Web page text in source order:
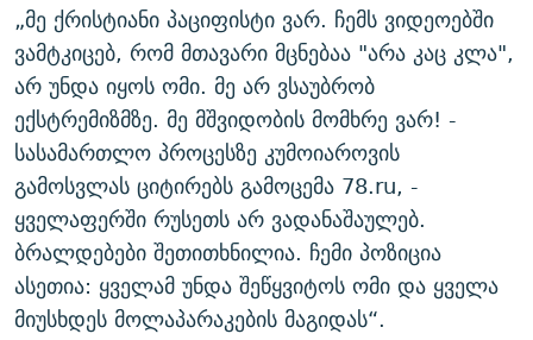
„მე ქრისტიანი პაციფისტი ვარ. ჩემს ვიდეოებში
ვამტკიცებ, რომ მთავარი მცნებაა "არა კაც კლა",
არ უნდა იყოს ომი. მე არ ვსაუბრობ
ექსტრემიზმზე. მე მშვიდობის მომხრე ვარ! -
სასამართლო პროცესზე კუმოიაროვის
გამოსვლას ციტირებს გამოცემა 78.ru, -
ყველაფერში რუსეთს არ ვადანაშაულებ.
ბრალდებები შეთითხნილია. ჩემი პოზიცია
ასეთია: ყველამ უნდა შეწყვიტოს ომი და ყველა
მიუსხდეს მოლაპარაკების მაგიდას“.